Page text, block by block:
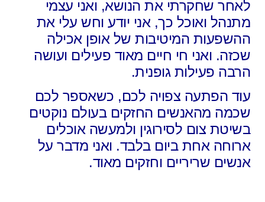
לאחר שחקרתי את הנושא, ואני עצמי
מתנהל ואוכל כך, אני יודע וחש עלי את
ההשפעות המיטיבות של אופן אכילה
שכזה. ואני חי חיים מאוד פעילים ועושה
הרבה פעילות גופנית.
עוד הפתעה צפויה לכם, כשאספר לכם
שכמה מהאנשים החזקים בעולם נוקטים
בשיטת צום לסירוגין ולמעשה אוכלים
ארוחה אחת ביום בלבד. ואני מדבר על
אנשים שריריים וחזקים מאוד.